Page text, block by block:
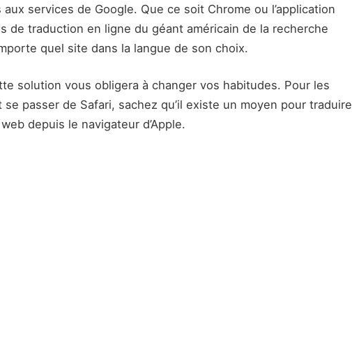
services de Google. Que ce soit Chrome ou l’application
de traduction en ligne du géant américain de la recherche
quel site dans la langue de son choix.
solution vous obligera à changer vos habitudes. Pour les
passer de Safari, sachez qu’il existe un moyen pour traduire
depuis le navigateur d’Apple.